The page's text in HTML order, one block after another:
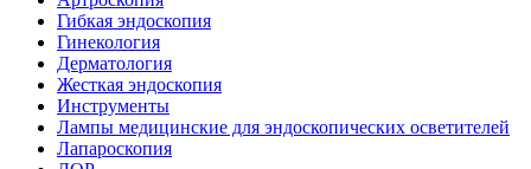
Гибкая эндоскопия
Гинекология
Дерматология
Жесткая эндоскопия
Инструменты
Лампы медицинские для эндоскопических осветителей
Лапароскопия